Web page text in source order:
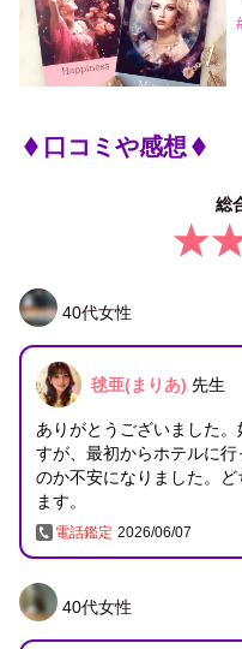
口コミや感想
総
40代女性
毬亜(まりあ) 先生
ありがとうございました
すが、最初からホテルに
のか不安になりました。
ます。
電話鑑定 2026/06/07
40代女性